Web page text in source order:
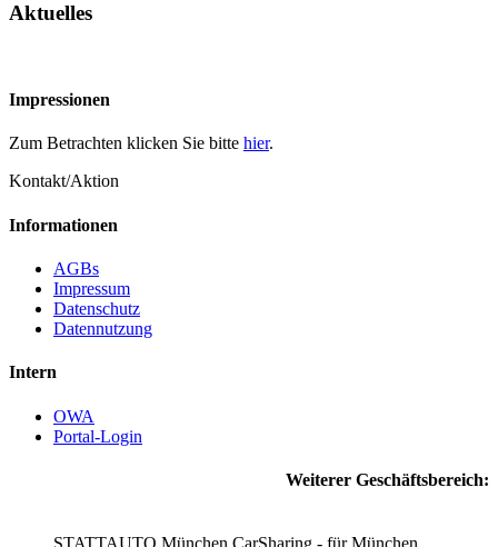
Aktuelles
Impressionen
Zum Betrachten klicken Sie bitte hier.
Kontakt/Aktion
Informationen
AGBs
Impressum
Datenschutz
Datennutzung
Intern
OWA
Portal-Login
Weiterer Geschäftsbereich:
STATTAUTO München CarSharing - für München